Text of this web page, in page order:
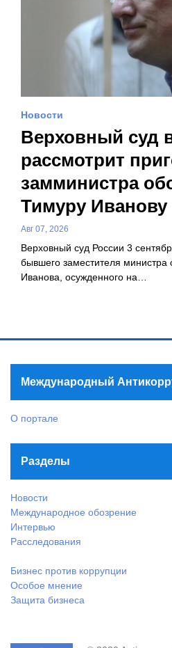
Новости
Верховный суд
рассмотрит
замминистра
Тимуру Иванову
Авг 07, 2026
Верховный суд России 3
бывшего заместителя
Иванова, осужденного на…
Международный
О портале
Разделы
Новости
Международное обозрение
Интервью
Расследования
Бизнес против коррупции
Особое мнение
Защита бизнеса